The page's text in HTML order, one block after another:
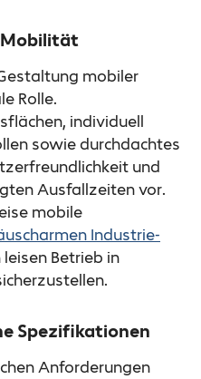
Mobilität
mobiler
Rolle.
individuell
sowie durchdachtes
und
Ausfallzeiten vor.
mobile
Industrie-
Betrieb in
Spezifikationen
Anforderungen